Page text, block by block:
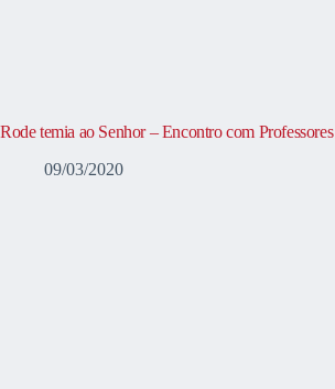
Rode temia ao Senhor – Encontro com Professores
09/03/2020